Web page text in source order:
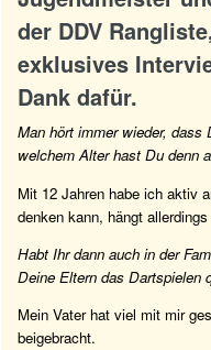
der DDV
exklusives
Dank dafür.
Man hört immer wieder, dass
welchem Alter hast Du denn
Mit 12 Jahren habe ich aktiv
denken kann, hängt
Habt Ihr dann auch in der
Deine Eltern das Dartspielen
Mein Vater hat viel mit mir
beigebracht.